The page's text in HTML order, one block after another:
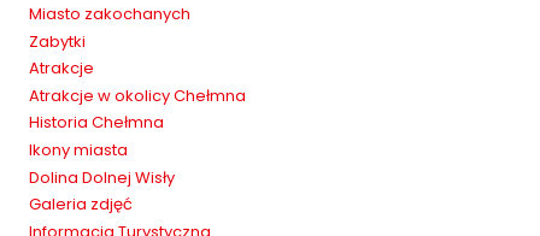
Miasto zakochanych
Zabytki
Atrakcje
Atrakcje w okolicy Chełmna
Historia Chełmna
Ikony miasta
Dolina Dolnej Wisły
Galeria zdjęć